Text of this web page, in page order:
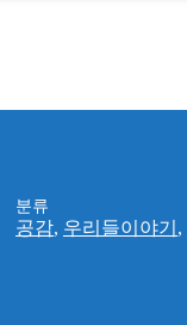
분류
공감, 우리들이야기 ,